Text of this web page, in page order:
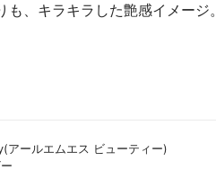
も、キラキラした艶感イメージ。
アールエムエス ビューティー)